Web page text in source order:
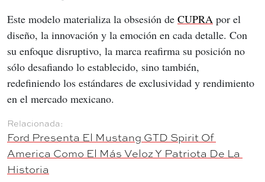
Este modelo materializa la obsesión de CUPRA por el
diseño, la innovación y la emoción en cada detalle. Con
su enfoque disruptivo, la marca reafirma su posición no
sólo desafiando lo establecido, sino también,
redefiniendo los estándares de exclusividad y rendimiento
en el mercado mexicano.
Ford Presenta El Mustang GTD Spirit Of
America Como El Más Veloz Y Patriota De La
Historia